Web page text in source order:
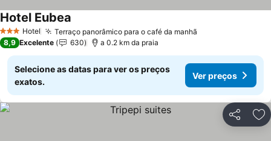
3 EstrelasHotel Terraço panorâmico para o café da manhã
Hotel Eubea
8,9 Excelente 630 a 0.2 km da praia
Selecione as datas para ver os preços
exatos.
Ver preços
Partilhar